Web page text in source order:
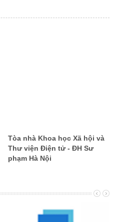
Tòa nhà Khoa học Xã hội và
Thư viện Điện tử - ĐH Sư
phạm Hà Nội